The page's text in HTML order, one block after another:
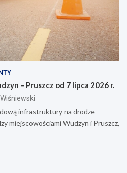
– Pruszcz od 7 lipca 2026 r.
infrastruktury na drodze
miejscowościami Wudzyn i Pruszcz,